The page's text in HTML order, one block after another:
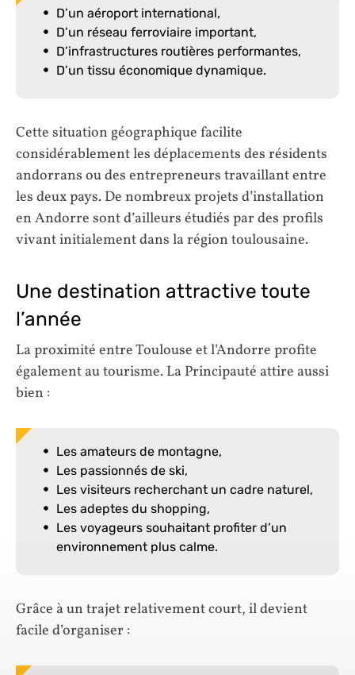
D’un aéroport international,
D’un réseau ferroviaire important,
D’infrastructures routières performantes,
D’un tissu économique dynamique.
Cette situation géographique facilite
considérablement les déplacements des résidents
andorrans ou des entrepreneurs travaillant entre
les deux pays. De nombreux projets d’installation
en Andorre sont d’ailleurs étudiés par des profils
vivant initialement dans la région toulousaine.
Une destination attractive toute
l’année
La proximité entre Toulouse et l’Andorre profite
également au tourisme. La Principauté attire aussi
bien :
Les amateurs de montagne,
Les passionnés de ski,
Les visiteurs recherchant un cadre naturel,
Les adeptes du shopping,
Les voyageurs souhaitant profiter d’un
environnement plus calme.
Grâce à un trajet relativement court, il devient
facile d’organiser :